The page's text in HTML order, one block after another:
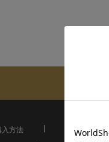
入方法 配送について